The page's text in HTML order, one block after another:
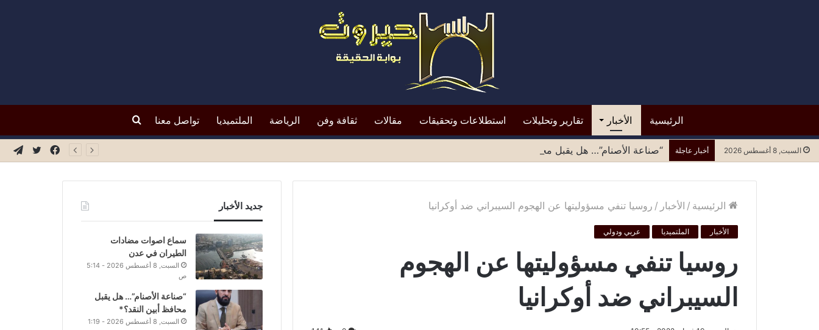
الرئيسية الأخبار تقارير وتحليلات استطلاعات وتحقيقات مقالات ثقافة وفن الرياضة الملتميديا تواصل معنا بحث
السبت, 8 أغسطس 2026 أخبار عاجلة “صناعة الأصنام”… هل يقبل محافظ أبين النقد؟* تويتر
فيسبوك
الرئيسية / الأخبار / روسيا تنفي مسؤوليتها عن الهجوم السيبراني ضد أوكرانيا
الأخبار الملتميديا عربي ودولي
روسيا تنفي مسؤوليتها عن الهجوم
السيبراني ضد أوكرانيا
جديد الأخبار
سماع اصوات مضادات
الطيران في عدن
السبت, 8 أغسطس 2026 - 5:14
ص
“صناعة الأصنام”… هل يقبل
محافظ أبين النقد؟*
السبت, 8 أغسطس 2026 - 1:19